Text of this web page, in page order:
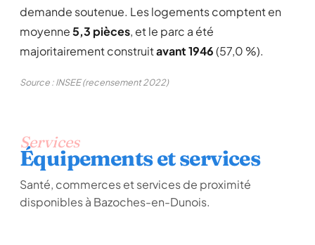
demande soutenue. Les logements comptent en
moyenne5,3 pièces, et le parc a été
majoritairement construitavant 1946(57,0 %).
Source : INSEE (recensement 2022)
Services
Équipements et services
Santé, commerces et services de proximité
disponibles à Bazoches-en-Dunois.